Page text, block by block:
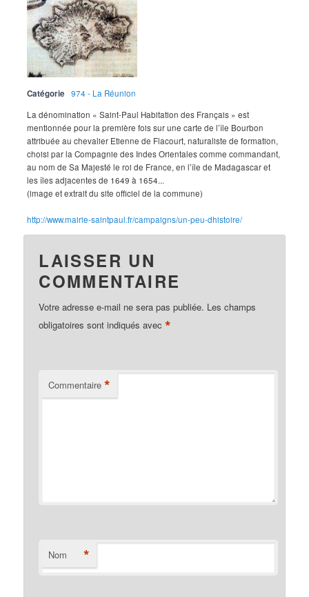
Catégorie
974 - La Réunion
La dénomination « Saint-Paul Habitation des Français » est
mentionnée pour la première fois sur une carte de l’île Bourbon
attribuée au chevalier Etienne de Flacourt, naturaliste de formation,
choisi par la Compagnie des Indes Orientales comme commandant,
au nom de Sa Majesté le roi de France, en l’île de Madagascar et
les îles adjacentes de 1649 à 1654...
(image et extrait du site officiel de la commune)
http://www.mairie-saintpaul.fr/campaigns/un-peu-dhistoire/
LAISSER UN
COMMENTAIRE
Votre adresse e-mail ne sera pas publiée. Les champs
obligatoires sont indiqués avec*
Commentaire *
Nom *